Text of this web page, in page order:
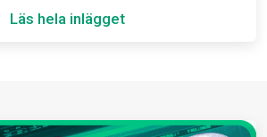
Läs hela inlägget